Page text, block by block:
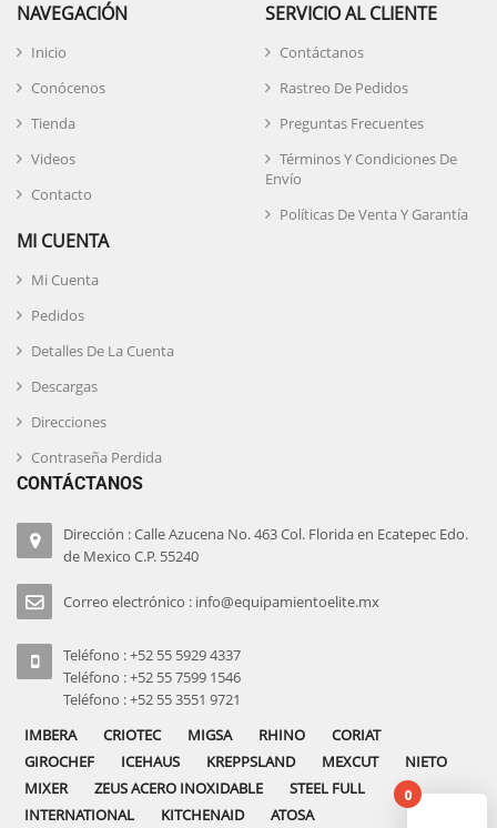
NAVEGACIÓN
Inicio
Conócenos
Tienda
Videos
Contacto
SERVICIO AL CLIENTE
Contáctanos
Rastreo De Pedidos
Preguntas Frecuentes
Términos Y Condiciones De
Envío
Políticas De Venta Y Garantía
MI CUENTA
Mi Cuenta
Pedidos
Detalles De La Cuenta
Descargas
Direcciones
Contraseña Perdida
CONTÁCTANOS
Dirección : Calle Azucena No. 463 Col. Florida en Ecatepec Edo.
de Mexico C.P. 55240
Correo electrónico : info@equipamientoelite.mx
Teléfono : +52 55 5929 4337
Teléfono : +52 55 7599 1546
Teléfono : +52 55 3551 9721
IMBERA
CRIOTEC MIGSA RHINO
CORIAT
GIROCHEF
ICEHAUS KREPPSLAND MEXCUT
NIETO
MIXER
ZEUS ACERO INOXIDABLE
STEEL FULL
INTERNATIONAL
KITCHENAID ATOSA
0